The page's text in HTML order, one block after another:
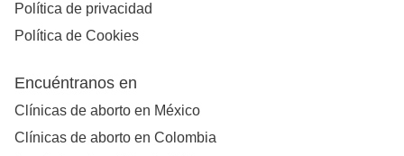
Política de privacidad
Política de Cookies
Encuéntranos en
Clínicas de aborto en México
Clínicas de aborto en Colombia